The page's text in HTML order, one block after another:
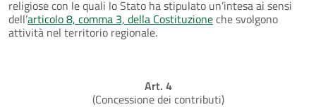
religiose con le quali lo Stato ha stipulato un’intesa ai sensi
dell’articolo 8, comma 3, della Costituzioneche svolgono
attività nel territorio regionale.
Art. 4
(Concessione dei contributi)